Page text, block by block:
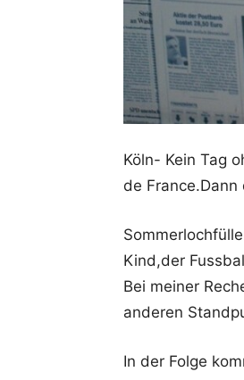
Köln- Kein Tag
de
Kind,der
Bei meiner
anderen
In der Folge